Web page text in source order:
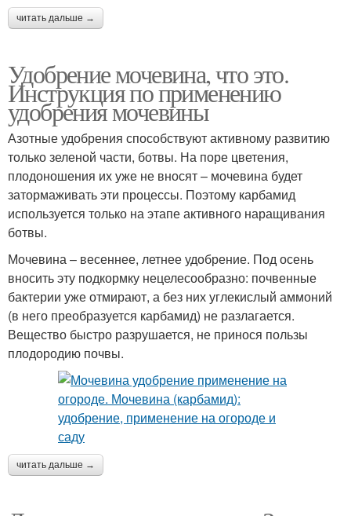
читать дальше →
Удобрение мочевина, что это.
Инструкция по применению
удобрения мочевины
Азотные удобрения способствуют активному развитию
только зеленой части, ботвы. На поре цветения,
плодоношения их уже не вносят – мочевина будет
затормаживать эти процессы. Поэтому карбамид
используется только на этапе активного наращивания
ботвы.
Мочевина – весеннее, летнее удобрение. Под осень
вносить эту подкормку нецелесообразно: почвенные
бактерии уже отмирают, а без них углекислый аммоний
(в него преобразуется карбамид) не разлагается.
Вещество быстро разрушается, не принося пользы
плодородию почвы.
читать дальше →